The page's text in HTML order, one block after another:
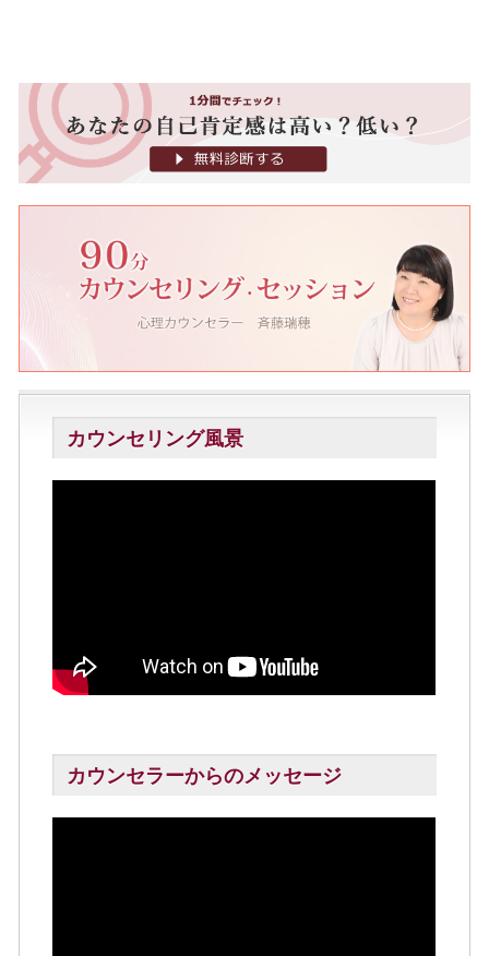
カウンセリング風景
カウンセラーからのメッセージ